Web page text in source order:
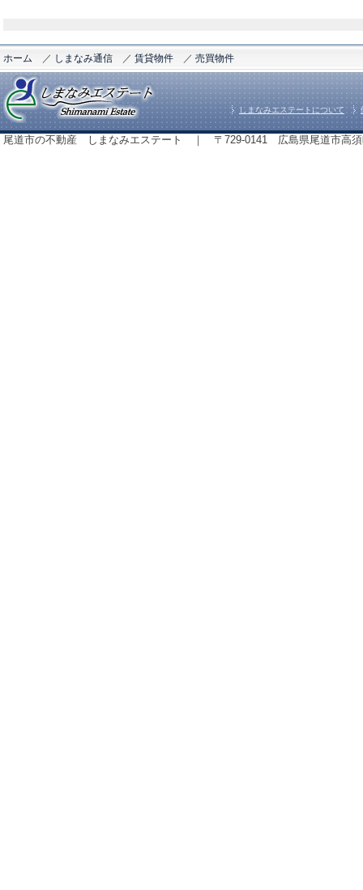
ホーム ／ しまなみ通信 ／ 賃貸物件 ／ 売買物件
しまなみエステートについて
尾道市の不動産 しまなみエステート ｜ 〒729-0141 広島県尾道市高